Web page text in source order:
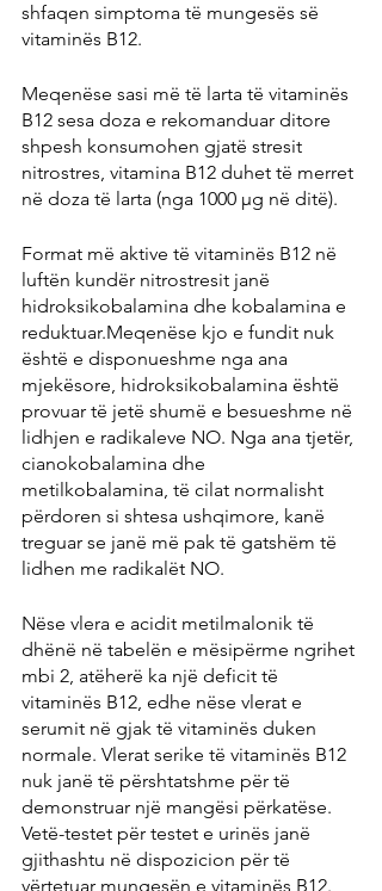
shfaqen simptoma të mungesës së
vitaminës B12.
Meqenëse sasi më të larta të vitaminës
B12 sesa doza e rekomanduar ditore
shpesh konsumohen gjatë stresit
nitrostres, vitamina B12 duhet të merret
në doza të larta (nga 1000 μg në ditë).
Format më aktive të vitaminës B12 në
luftën kundër nitrostresit janë
hidroksikobalamina dhe kobalamina e
reduktuar.Meqenëse kjo e fundit nuk
është e disponueshme nga ana
mjekësore, hidroksikobalamina është
provuar të jetë shumë e besueshme në
lidhjen e radikaleve NO. Nga ana tjetër,
cianokobalamina dhe
metilkobalamina, të cilat normalisht
përdoren si shtesa ushqimore, kanë
treguar se janë më pak të gatshëm të
lidhen me radikalët NO.
Nëse vlera e acidit metilmalonik të
dhënë në tabelën e mësipërme ngrihet
mbi 2, atëherë ka një deficit të
vitaminës B12, edhe nëse vlerat e
serumit në gjak të vitaminës duken
normale. Vlerat serike të vitaminës B12
nuk janë të përshtatshme për të
demonstruar një mangësi përkatëse.
Vetë-testet për testet e urinës janë
gjithashtu në dispozicion për të
vërtetuar mungesën e vitaminës B12.